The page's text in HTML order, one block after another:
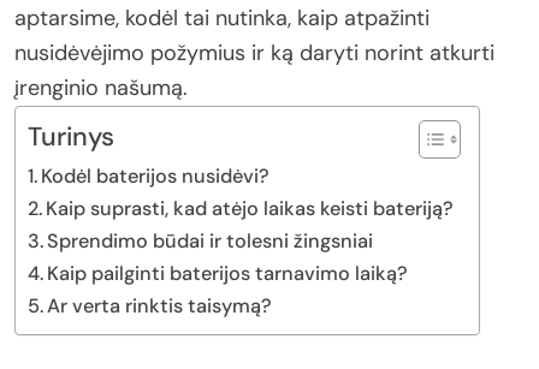
aptarsime, kodėl tai nutinka, kaip atpažinti
nusidėvėjimo požymius ir ką daryti norint atkurti
įrenginio našumą.
Turinys
Kodėl baterijos nusidėvi?
Kaip suprasti, kad atėjo laikas keisti bateriją?
Sprendimo būdai ir tolesni žingsniai
Kaip pailginti baterijos tarnavimo laiką?
Ar verta rinktis taisymą?